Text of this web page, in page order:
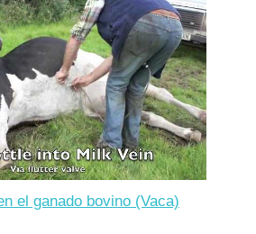
el ganado bovino (Vaca)